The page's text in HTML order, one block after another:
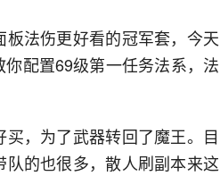
法伤更好看的冠军套，今天
配置69级第一任务法系，法
，为了武器转回了魔王。目
的也很多，散人刷副本来这